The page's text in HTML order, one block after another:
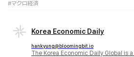
#マクロ経済
Korea Economic Daily
hankyung@bloomingbit.io
The Korea Economic Daily Global is